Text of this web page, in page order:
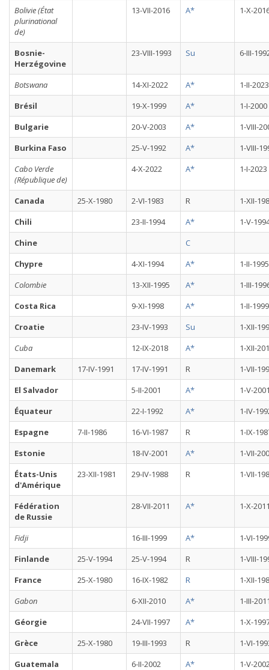
Bolivie (État
plurinational
de)
13-VII-2016 A* 1-X-
Bosnie-
Herzégovine
23-VIII-1993 Su 6-III-
Botswana 14-XI-2022 A*
1-II-2023
Brésil
19-X-1999 A*
1-I-2000
Bulgarie
20-V-2003 A*
1-VIII-
Burkina Faso
25-V-1992 A*
1-VIII-
Cabo Verde
(République de)
4-X-2022 A* 1-I-2023
Canada 25-X-1980 2-VI-1983 R
1-XII-
Chili
23-II-1994 A*
1-V-
Chine
C
Chypre
4-XI-1994 A*
1-II-1995
Colombie
13-XII-1995 A*
1-III-
Costa Rica
9-XI-1998 A*
1-II-1999
Croatie
23-IV-1993 Su
1-XII-
Cuba
12-IX-2018 A*
1-XII-
Danemark
17-IV-1991 17-IV-1991 R
1-VII-
El Salvador
5-II-2001 A*
1-V-
Équateur
22-I-1992 A*
1-IV-
Espagne
7-II-1986 16-VI-1987 R
1-IX-
Estonie
18-IV-2001 A*
1-VII-
États-Unis
d'Amérique
23-XII-1981 29-IV-1988 R 1-VII-
Fédération
de Russie
28-VII-2011 A* 1-X-
Fidji 16-III-1999 A*
1-VI-
Finlande
25-V-1994 25-V-1994 R
1-VIII-
France
25-X-1980 16-IX-1982 R
1-XII-
Gabon
6-XII-2010 A*
1-III-
Géorgie
24-VII-1997 A*
1-X-
Grèce
25-X-1980 19-III-1993 R
1-VI-
Guatemala
6-II-2002 A*
1-V-